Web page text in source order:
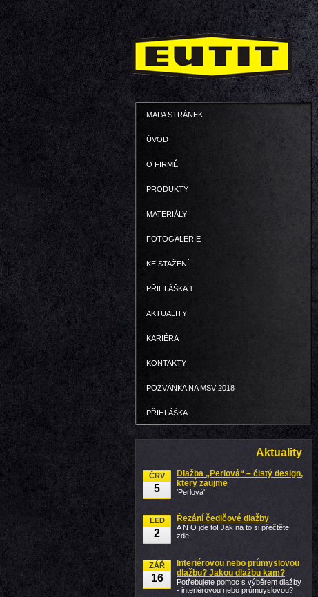
MAPA STRÁNEK
ÚVOD
O FIRMĚ
PRODUKTY
MATERIÁLY
FOTOGALERIE
KE STAŽENÍ
PŘIHLÁŠKA 1
AKTUALITY
KARIÉRA
KONTAKTY
POZVÁNKA NA MSV 2018
PŘIHLÁŠKA
Aktuality
ČRV
5
Dlažba „Perlová“ – čistý design,
který zaujme
'Perlová'
LED
2
Řezání čedičové dlažby
A N O jde to! Jak na to si přečtěte
zde.
ZÁŘ
16
Interiérovou nebo průmyslovou
dlažbu? Jakou dlažbu kam?
Potřebujete pomoc s výběrem dlažby
- interiérovou nebo průmuyslovou?